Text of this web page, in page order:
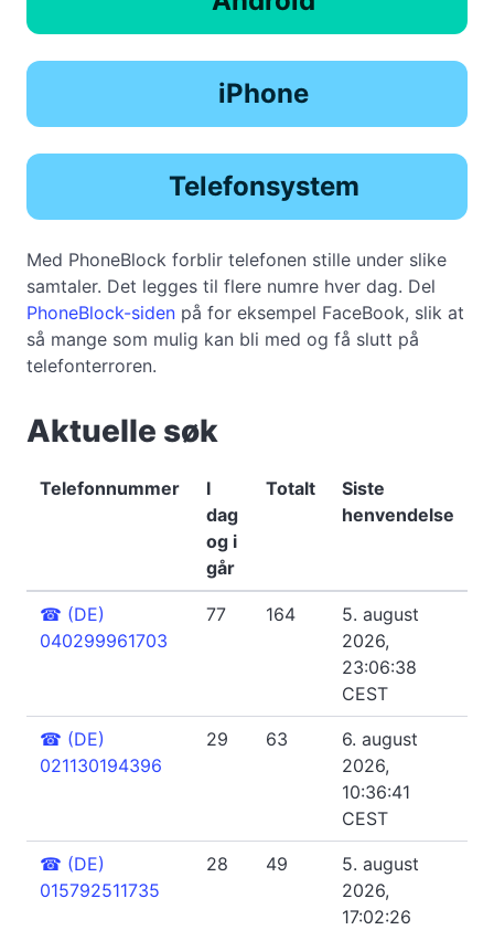
iPhone
Telefonsystem
Med PhoneBlock forblir telefonen stille under slike
samtaler. Det legges til flere numre hver dag. Del
PhoneBlock-siden på for eksempel FaceBook, slik at
så mange som mulig kan bli med og få slutt på
telefonterroren.
Aktuelle søk
Telefonnummer
I
dag
og i
går
Totalt
Siste
henvendelse
☎ (DE)
040299961703
77 164
5. august
2026,
23:06:38
CEST
☎ (DE)
021130194396
29 63
6. august
2026,
10:36:41
CEST
☎ (DE)
015792511735
28 49
5. august
2026,
17:02:26